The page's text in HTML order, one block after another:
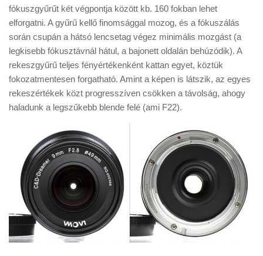
fókuszgyűrűt két végpontja között kb. 160 fokban lehet
elforgatni. A gyűrű kellő finomsággal mozog, és a fókuszálás
során csupán a hátsó lencsetag végez minimális mozgást (a
legkisebb fókusztávnál hátul, a bajonett oldalán behúzódik). A
rekeszgyűrű teljes fényértékenként kattan egyet, köztük
fokozatmentesen forgatható. Amint a képen is látszik, az egyes
rekeszértékek közt progresszíven csökken a távolság, ahogy
haladunk a legszűkebb blende felé (ami F22).